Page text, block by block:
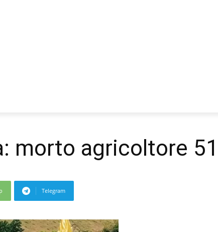
morto agricoltore
Telegram